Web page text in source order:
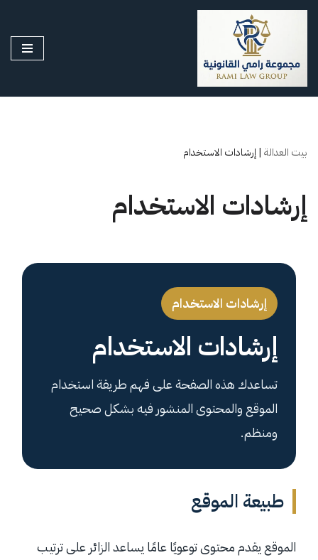
إلى
المحتوى
بيت العدالة | إرشادات الاستخدام
إرشادات الاستخدام
إرشادات الاستخدام
إرشادات الاستخدام
تساعدك هذه الصفحة على فهم طريقة استخدام
الموقع والمحتوى المنشور فيه بشكل صحيح
ومنظم.
طبيعة الموقع
الموقع يقدم محتوى توعويًا عامًا يساعد الزائر على ترتيب